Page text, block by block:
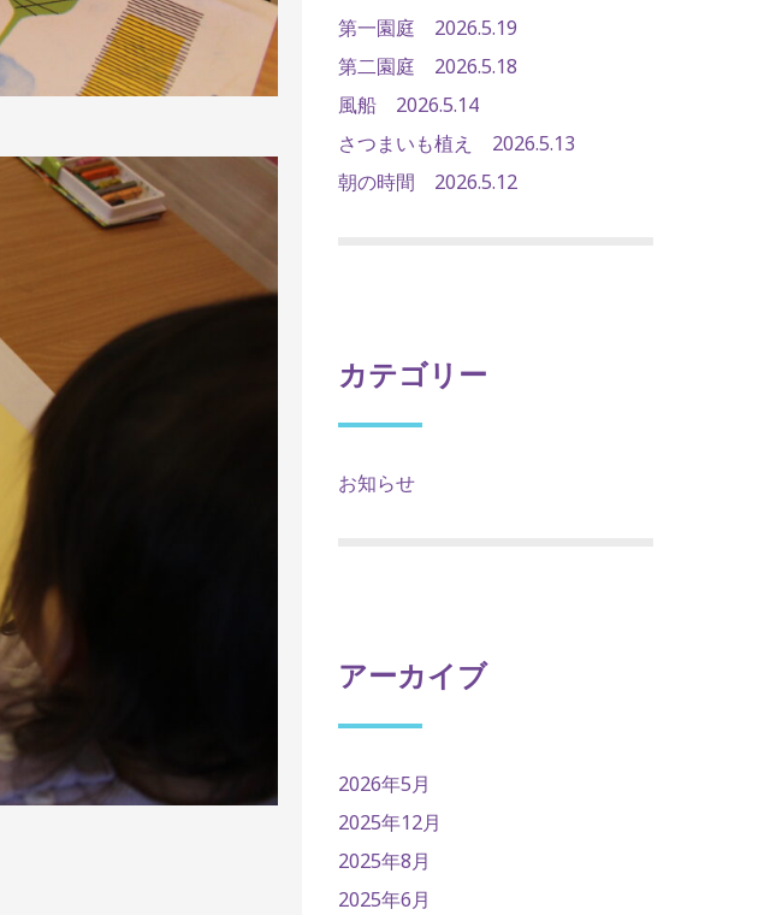
第一園庭 2026.5.19
第二園庭 2026.5.18
風船 2026.5.14
さつまいも植え 2026.5.13
朝の時間 2026.5.12
カテゴリー
お知らせ
アーカイブ
2026年5月
2025年12月
2025年8月
2025年6月